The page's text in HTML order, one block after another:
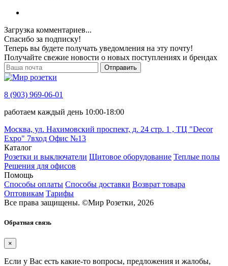
Загрузка комментариев...
Спасибо за подписку!
Теперь вы будете получать уведомления на эту почту!
Получайте свежие новости о новых поступлениях и брендах
Отправить
8 (903) 969-06-01
работаем каждый день 10:00-18:00
Москва, ул. Нахимовский проспект, д. 24 стр. 1 , ТЦ "Decor
Expo" 7вход Офис №13
Каталог
Розетки и выключатели Щитовое оборудование Теплые полы
Решения для офисов
Помощь
Способы оплаты Способы доставки Возврат товара
Оптовикам Тарифы
Все права защищены. ©Мир Розетки, 2026
Обратная связь
×
Если у Вас есть какие-то вопросы, предложения и жалобы,